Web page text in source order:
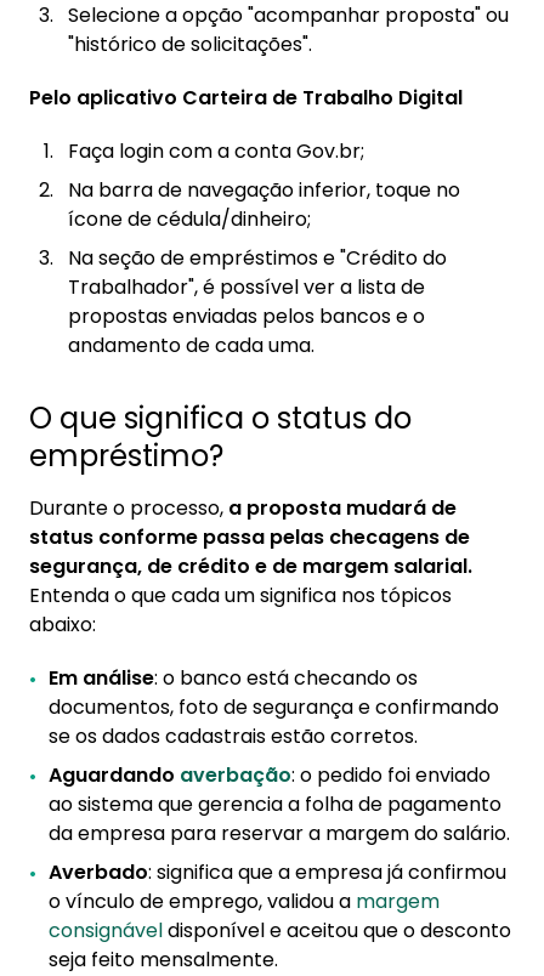
Selecione a opção "acompanhar proposta" ou
"histórico de solicitações".
Pelo aplicativo Carteira de Trabalho Digital
Faça login com a conta Gov.br;
Na barra de navegação inferior, toque no
ícone de cédula/dinheiro;
Na seção de empréstimos e "Crédito do
Trabalhador", é possível ver a lista de
propostas enviadas pelos bancos e o
andamento de cada uma.
O que significa o status do
empréstimo?
Durante o processo, a proposta mudará de
status conforme passa pelas checagens de
segurança, de crédito e de margem salarial.
Entenda o que cada um significa nos tópicos
abaixo:
Em análise: o banco está checando os
documentos, foto de segurança e confirmando
se os dados cadastrais estão corretos.
Aguardando averbação: o pedido foi enviado
ao sistema que gerencia a folha de pagamento
da empresa para reservar a margem do salário.
Averbado: significa que a empresa já confirmou
o vínculo de emprego, validou a margem
consignáveldisponível e aceitou que o desconto
seja feito mensalmente.